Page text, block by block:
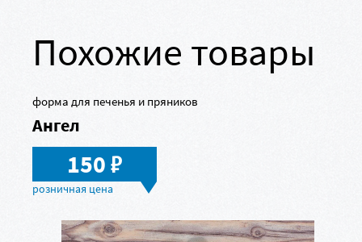
Похожие товары
форма для печенья и пряников
Ангел
150в